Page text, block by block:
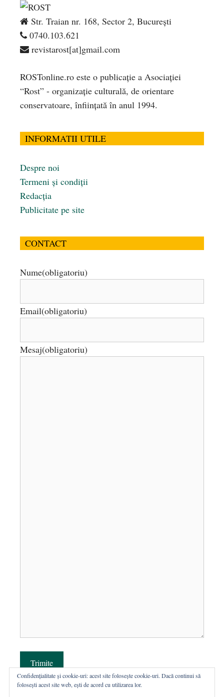
Str. Traian nr. 168, Sector 2, București
0740.103.621
revistarost[at]gmail.com
ROSTonline.ro este o publicaţie a Asociaţiei
“Rost” - organizaţie culturală, de orientare
conservatoare, înfiinţată în anul 1994.
INFORMATII UTILE
Despre noi
Termeni și condiții
Redacția
Publicitate pe site
CONTACT
Nume(obligatoriu)
Email(obligatoriu)
Mesaj(obligatoriu)
Trimite
Confidențialitate și cookie-uri: acest site folosește cookie-uri. Dacă continui să
folosești acest site web, ești de acord cu utilizarea lor.